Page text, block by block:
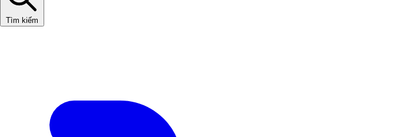
Tìm kiếm